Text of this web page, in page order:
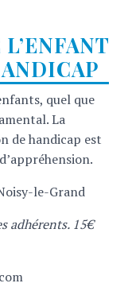
quel que
La
de handicap est
le-Grand
adhérents. 15€